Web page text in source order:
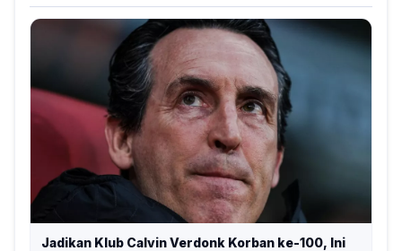
Jadikan Klub Calvin Verdonk Korban ke-100, Ini